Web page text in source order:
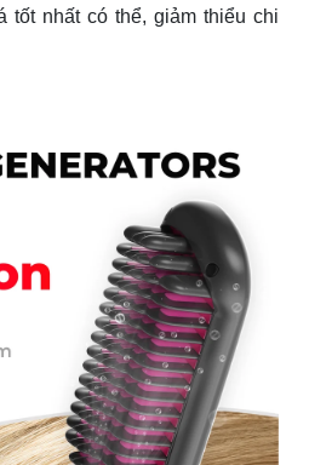
tốt nhất có thể, giảm thiểu chi